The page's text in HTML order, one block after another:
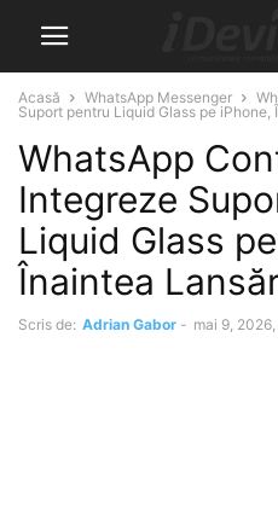
Acasă WhatsApp Messenger
Suport pentru Liquid Glass pe iPhone,
WhatsApp
Integreze
Liquid Glass
Înaintea
Scris de: Adrian Gabor - mai 9,